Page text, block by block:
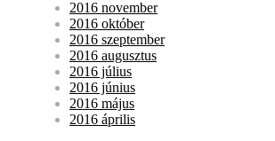
2016 november
2016 október
2016 szeptember
2016 augusztus
2016 július
2016 június
2016 május
2016 április